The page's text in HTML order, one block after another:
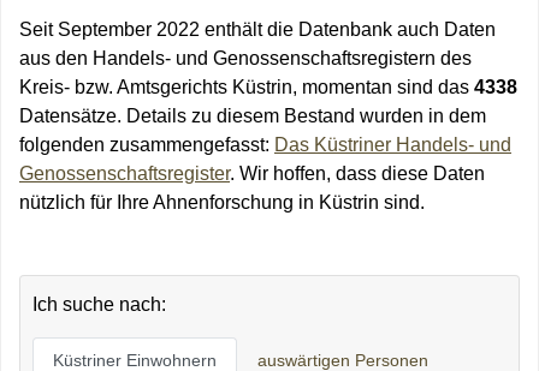
Seit September 2022 enthält die Datenbank auch Daten
aus den Handels- und Genossenschaftsregistern des
Kreis- bzw. Amtsgerichts Küstrin, momentan sind das 4338
Datensätze. Details zu diesem Bestand wurden in dem
folgenden zusammengefasst: Das Küstriner Handels- und
Genossenschaftsregister. Wir hoffen, dass diese Daten
nützlich für Ihre Ahnenforschung in Küstrin sind.
Ich suche nach:
Küstriner Einwohnern auswärtigen Personen